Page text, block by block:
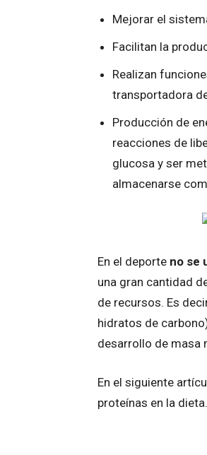
Mejorar el
Facilitan la
Realizan
transportadora
Producción de
reacciones de
glucosa y ser
almacenarse
En el deporte no se
una gran cantidad
de recursos. Es
hidratos de
desarrollo de masa
En el siguiente
proteínas en la dieta.